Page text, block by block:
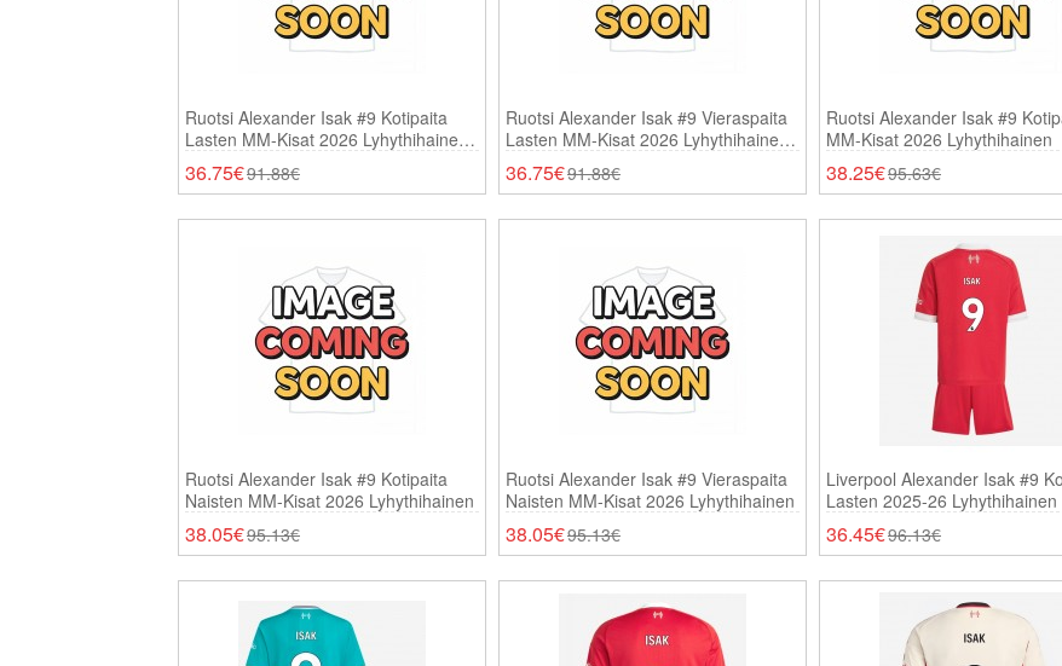
Ruotsi Alexander Isak #9 Kotipaita
Lasten MM-Kisat 2026 Lyhythihainen
(+ Shortsit)
36.75€91.88€
Ruotsi Alexander Isak #9 Vieraspaita
Lasten MM-Kisat 2026 Lyhythihainen
(+ Shortsit)
36.75€91.88€
Ruotsi Alexander Isak #9
MM-Kisat 2026 Lyhythihainen
38.25€95.63€
Ruotsi Alexander Isak #9 Kotipaita
Naisten MM-Kisat 2026 Lyhythihainen
38.05€95.13€
Ruotsi Alexander Isak #9 Vieraspaita
Naisten MM-Kisat 2026 Lyhythihainen
38.05€95.13€
Liverpool Alexander Isak #9
Lasten 2025-26 Lyhythihainen
Shortsit)
36.45€96.13€